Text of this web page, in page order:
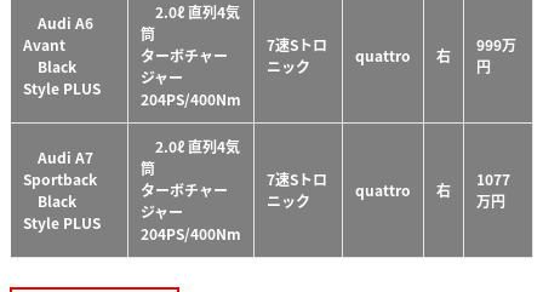
Audi A6
Avant
Black
Style PLUS
2.0ℓ 直列4気
筒
ターボチャー
ジャー
204PS/400Nm
7速Sトロ
ニック
quattro 右
999万
円
Audi A7
Sportback
Black
Style PLUS
2.0ℓ 直列4気
筒
ターボチャー
ジャー
204PS/400Nm
7速Sトロ
ニック
quattro 右
1077
万円